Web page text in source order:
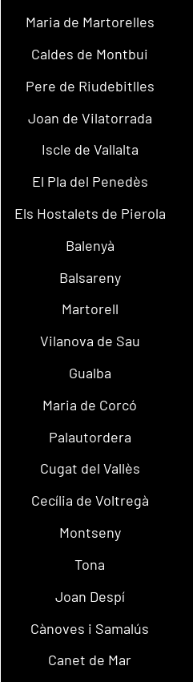
Maria de Martorelles
Caldes de Montbui
Pere de Riudebitlles
Joan de Vilatorrada
Iscle de Vallalta
El Pla del Penedès
Els Hostalets de Pierola
Balenyà
Balsareny
Martorell
Vilanova de Sau
Gualba
Maria de Corcó
Palautordera
Cugat del Vallès
Cecília de Voltregà
Montseny
Tona
Joan Despí
Cànoves i Samalús
Canet de Mar